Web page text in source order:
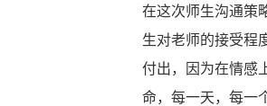
在这次师生沟通策
生对老师的接受程
付出，因为在情感
命，每一天，每一